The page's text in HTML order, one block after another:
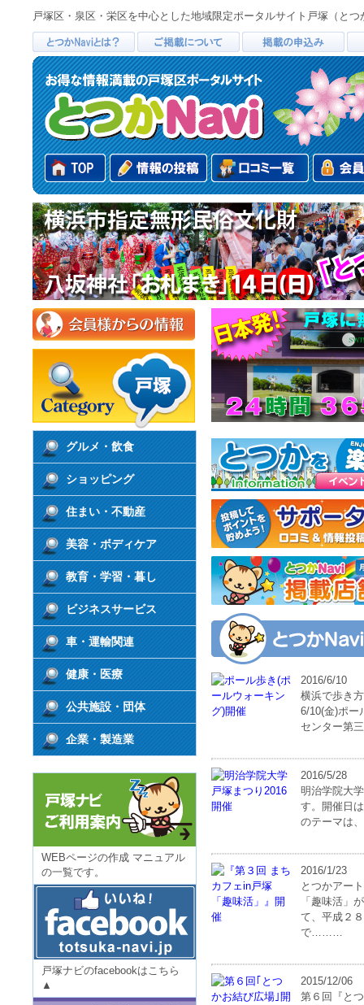
戸塚区・泉区・栄区を中心とした地域限定ポータルサイト戸塚（と
グルメ・飲食
ショッピング
住まい・不動産
美容・ボディケア
教育・学習・暮し
ビジネスサービス
車・運輸関連
健康・医療
公共施設・団体
企業・製造業
WEBページの作成 マニュアル
の一覧です。
戸塚ナビのfacebookはこちら
▲
2016/6/10
横浜で歩き
6/10(金)ポー
センター第
2016/5/28
明治学院大
す。開催日
のテーマは
2016/1/23
とつかアー
「趣味活」
て、平成２
で………
2015/12/06
第６回『と